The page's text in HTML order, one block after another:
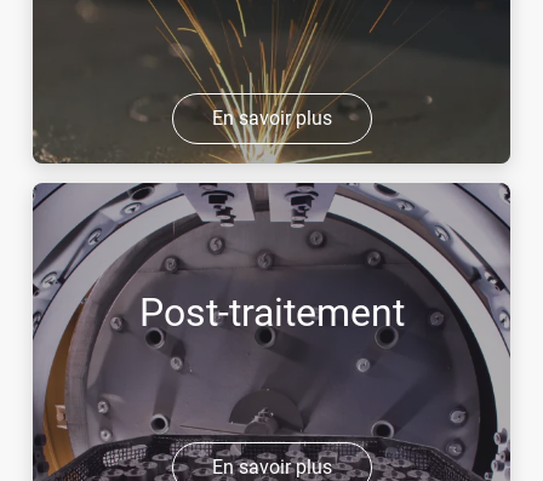
En savoir plus
Post-traitement
En savoir plus